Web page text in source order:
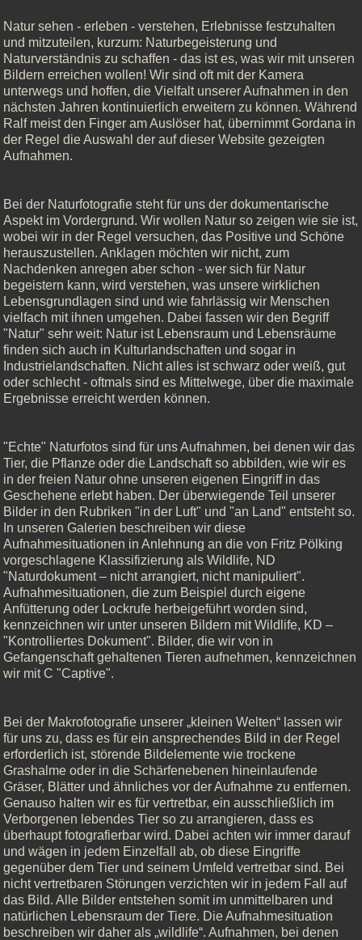
Natur sehen - erleben - verstehen, Erlebnisse festzuhalten
und mitzuteilen, kurzum: Naturbegeisterung und
Naturverständnis zu schaffen - das ist es, was wir mit unseren
Bildern erreichen wollen! Wir sind oft mit der Kamera
unterwegs und hoffen, die Vielfalt unserer Aufnahmen in den
nächsten Jahren kontinuierlich erweitern zu können. Während
Ralf meist den Finger am Auslöser hat, übernimmt Gordana in
der Regel die Auswahl der auf dieser Website gezeigten
Aufnahmen.
Bei der Naturfotografie steht für uns der dokumentarische
Aspekt im Vordergrund. Wir wollen Natur so zeigen wie sie ist,
wobei wir in der Regel versuchen, das Positive und Schöne
herauszustellen. Anklagen möchten wir nicht, zum
Nachdenken anregen aber schon - wer sich für Natur
begeistern kann, wird verstehen, was unsere wirklichen
Lebensgrundlagen sind und wie fahrlässig wir Menschen
vielfach mit ihnen umgehen. Dabei fassen wir den Begriff
"Natur" sehr weit: Natur ist Lebensraum und Lebensräume
finden sich auch in Kulturlandschaften und sogar in
Industrielandschaften. Nicht alles ist schwarz oder weiß, gut
oder schlecht - oftmals sind es Mittelwege, über die maximale
Ergebnisse erreicht werden können.
"Echte" Naturfotos sind für uns Aufnahmen, bei denen wir das
Tier, die Pflanze oder die Landschaft so abbilden, wie wir es
in der freien Natur ohne unseren eigenen Eingriff in das
Geschehene erlebt haben. Der überwiegende Teil unserer
Bilder in den Rubriken "in der Luft" und "an Land" entsteht so.
In unseren Galerien beschreiben wir diese
Aufnahmesituationen in Anlehnung an die von Fritz Pölking
vorgeschlagene Klassifizierung als Wildlife, ND
"Naturdokument – nicht arrangiert, nicht manipuliert".
Aufnahmesituationen, die zum Beispiel durch eigene
Anfütterung oder Lockrufe herbeigeführt worden sind,
kennzeichnen wir unter unseren Bildern mit Wildlife, KD –
"Kontrolliertes Dokument". Bilder, die wir von in
Gefangenschaft gehaltenen Tieren aufnehmen, kennzeichnen
wir mit C "Captive".
Bei der Makrofotografie unserer „kleinen Welten“ lassen wir
für uns zu, dass es für ein ansprechendes Bild in der Regel
erforderlich ist, störende Bildelemente wie trockene
Grashalme oder in die Schärfenebenen hineinlaufende
Gräser, Blätter und ähnliches vor der Aufnahme zu entfernen.
Genauso halten wir es für vertretbar, ein ausschließlich im
Verborgenen lebendes Tier so zu arrangieren, dass es
überhaupt fotografierbar wird. Dabei achten wir immer darauf
und wägen in jedem Einzelfall ab, ob diese Eingriffe
gegenüber dem Tier und seinem Umfeld vertretbar sind. Bei
nicht vertretbaren Störungen verzichten wir in jedem Fall auf
das Bild. Alle Bilder entstehen somit im unmittelbaren und
natürlichen Lebensraum der Tiere. Die Aufnahmesituation
beschreiben wir daher als „wildlife“. Aufnahmen, bei denen